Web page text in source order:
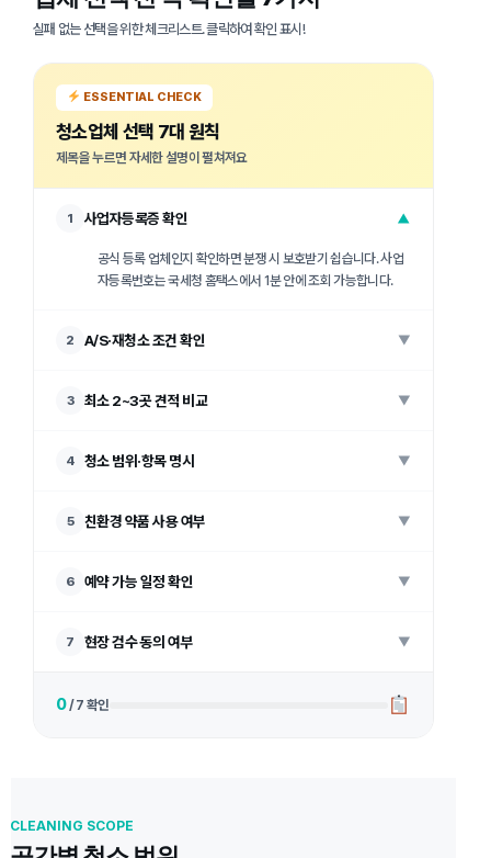
실패 없는 선택을 위한 체크리스트. 클릭하여 확인 표시!
ESSENTIAL CHECK
청소업체 선택 7대 원칙
제목을 누르면 자세한 설명이 펼쳐져요
1 사업자등록증 확인 ▼
공식 등록 업체인지 확인하면 분쟁 시 보호받기 쉽습니다. 사업
자등록번호는 국세청 홈택스에서 1분 안에 조회 가능합니다.
2 A/S·재청소 조건 확인 ▼
3 최소 2~3곳 견적 비교 ▼
4 청소 범위·항목 명시 ▼
5 친환경 약품 사용 여부 ▼
6 예약 가능 일정 확인 ▼
7 현장 검수 동의 여부 ▼
0/ 7 확인
CLEANING SCOPE